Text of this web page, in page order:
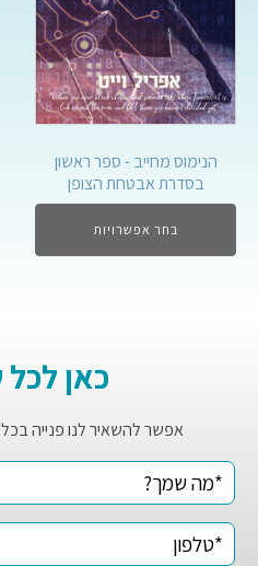
הנימוס מחייב - ספר ראשון
בסדרת אבטחת הצופן
בחר אפשרויות
כאן
אפשר להשאיר לנו פנייה